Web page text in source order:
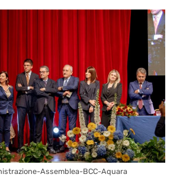
Assemblea-BCC-Aquara